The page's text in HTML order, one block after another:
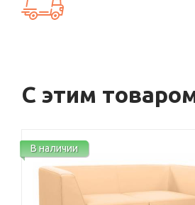
С этим
В наличии